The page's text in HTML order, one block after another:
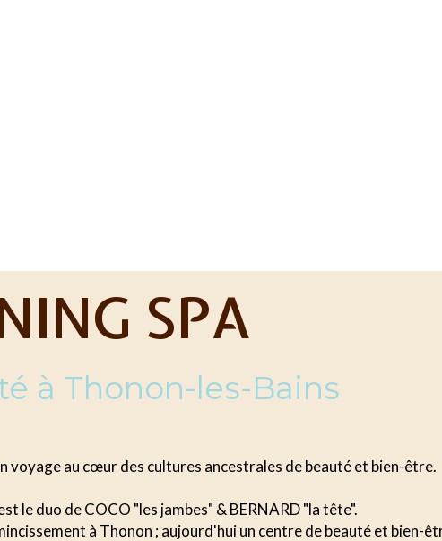
SPA
à Thonon-les-Bains
voyage au cœur des cultures ancestrales de beauté et bien-être.
le duo de COCO "les jambes" & BERNARD "la tête".
à Thonon ; aujourd'hui un centre de beauté et bien-